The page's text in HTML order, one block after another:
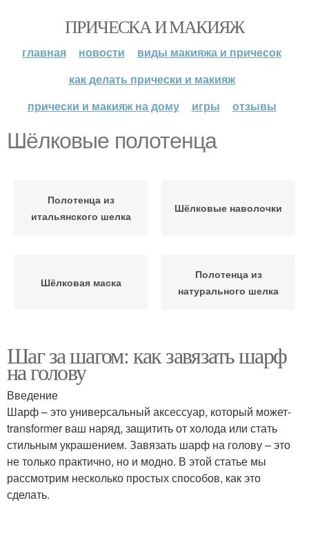
ПРИЧЕСКА И МАКИЯЖ
главная новости
виды макияжа и причесок
как делать прически и макияж
прически и макияж на дому
игры отзывы
Шёлковые полотенца
Полотенца из
итальянского шелка
Шёлковые наволочки
Шёлковая маска
Полотенца из
натурального шелка
Шаг за шагом: как завязать шарф
на голову
Введение
Шарф – это универсальный аксессуар, который может-
transformer ваш наряд, защитить от холода или стать
стильным украшением. Завязать шарф на голову – это
не только практично, но и модно. В этой статье мы
рассмотрим несколько простых способов, как это
сделать.